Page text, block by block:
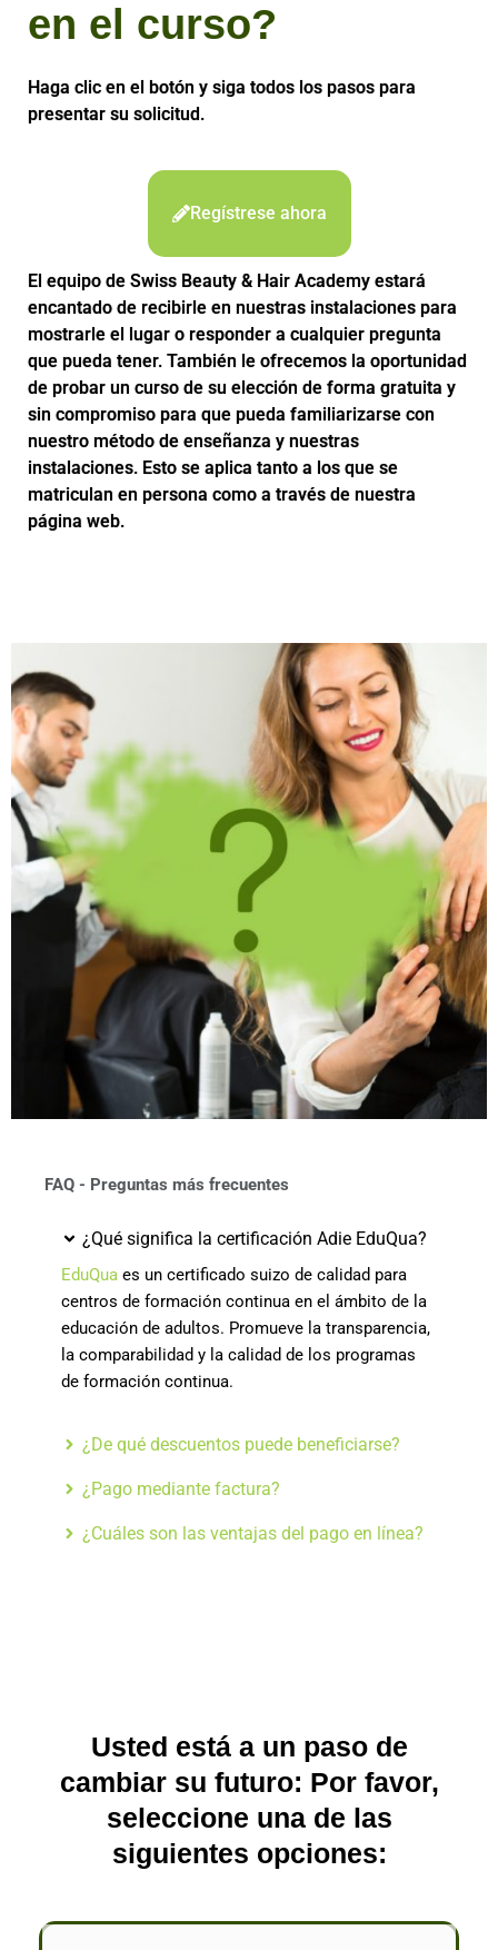
en el curso?
Haga clic en el botón y siga todos los pasos para
presentar su solicitud.
Regístrese ahora
El equipo de Swiss Beauty & Hair Academy estará
encantado de recibirle en nuestras instalaciones para
mostrarle el lugar o responder a cualquier pregunta
que pueda tener. También le ofrecemos la oportunidad
de probar un curso de su elección de forma gratuita y
sin compromiso para que pueda familiarizarse con
nuestro método de enseñanza y nuestras
instalaciones. Esto se aplica tanto a los que se
matriculan en persona como a través de nuestra
página web.
FAQ - Preguntas más frecuentes
¿Qué significa la certificación Adie EduQua?
EduQua es un certificado suizo de calidad para
centros de formación continua en el ámbito de la
educación de adultos. Promueve la transparencia,
la comparabilidad y la calidad de los programas
de formación continua.
¿De qué descuentos puede beneficiarse?
¿Pago mediante factura?
¿Cuáles son las ventajas del pago en línea?
Usted está a un paso de
cambiar su futuro: Por favor,
seleccione una de las
siguientes opciones: